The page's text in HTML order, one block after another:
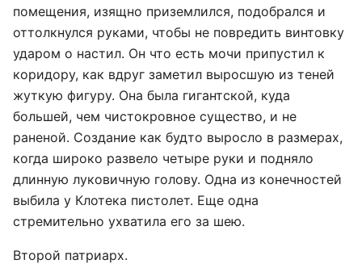
помещения, изящно приземлился, подобрался и
оттолкнулся руками, чтобы не повредить винтовку
ударом о настил. Он что есть мочи припустил к
коридору, как вдруг заметил выросшую из теней
жуткую фигуру. Она была гигантской, куда
большей, чем чистокровное существо, и не
раненой. Создание как будто выросло в размерах,
когда широко развело четыре руки и подняло
длинную луковичную голову. Одна из конечностей
выбила у Клотека пистолет. Еще одна
стремительно ухватила его за шею.
Второй патриарх.